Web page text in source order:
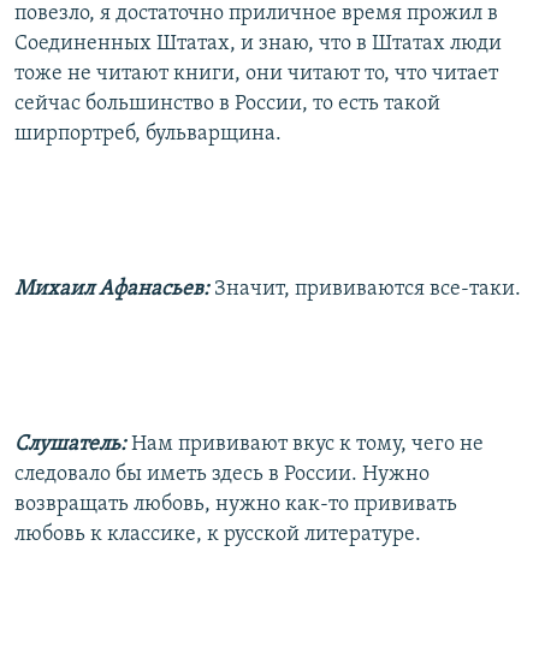
повезло, я достаточно приличное время прожил в
Соединенных Штатах, и знаю, что в Штатах люди
тоже не читают книги, они читают то, что читает
сейчас большинство в России, то есть такой
ширпортреб, бульварщина.
Михаил Афанасьев: Значит, прививаются все-таки.
Слушатель: Нам прививают вкус к тому, чего не
следовало бы иметь здесь в России. Нужно
возвращать любовь, нужно как-то прививать
любовь к классике, к русской литературе.